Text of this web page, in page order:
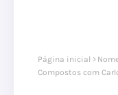
Página inicial
Compostos com